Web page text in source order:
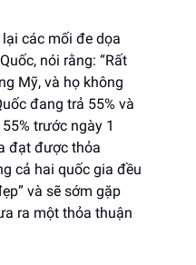
các mối đe dọa
nói rằng: “Rất
Mỹ, và họ không
đang trả 55% và
trước ngày 1
đạt được thỏa
cả hai quốc gia đều
và sẽ sớm gặp
ra một thỏa thuận